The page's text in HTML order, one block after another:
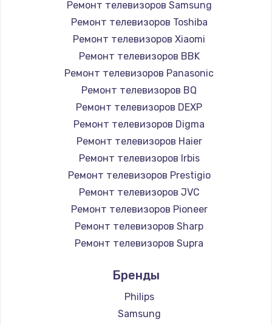
Замена картридера
Заказать
Замена микросхемы NFC
1100 руб.
Заказать
Замена шим-контроллера
3900 руб.
Заказать
1030 руб.
Заказать
Ремонт телевизоров Samsung
Ремонт телевизоров Toshiba
Ремонт телевизоров Xiaomi
Ремонт телевизоров BBK
Ремонт телевизоров Panasonic
Ремонт телевизоров BQ
Ремонт телевизоров DEXP
Ремонт телевизоров Digma
Ремонт телевизоров Haier
Ремонт телевизоров Irbis
Ремонт телевизоров Prestigio
Ремонт телевизоров JVC
Ремонт телевизоров Pioneer
Ремонт телевизоров Sharp
Ремонт телевизоров Supra
Ремонт телевизоров Hisense
Ремонт телевизоров Daewoo
Ремонт телевизоров Centek
Бренды
Philips
Samsung